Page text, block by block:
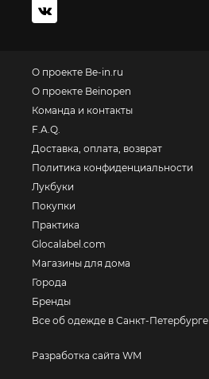
О проекте Be-in.ru
О проекте Beinopen
Команда и контакты
F.A.Q.
Доставка, оплата, возврат
Политика конфиденциальности
Лукбуки
Покупки
Практика
Glocalabel.com
Магазины для дома
Города
Бренды
Все об одежде в Санкт-Петербурге
Разработка сайта WM